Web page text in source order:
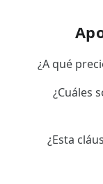
¿A qué
¿Cuáles
¿Esta